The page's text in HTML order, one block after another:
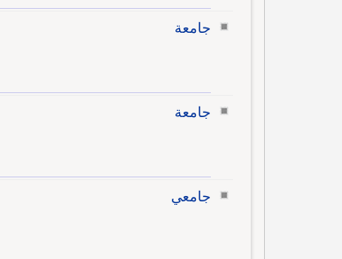
جامعة
جامعة
جامعي